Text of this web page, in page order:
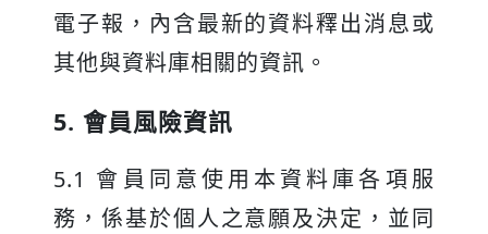
電子報，內含最新的資料釋出消息或
其他與資料庫相關的資訊。
5. 會員風險資訊
5.1 會員同意使用本資料庫各項服
務，係基於個人之意願及決定，並同